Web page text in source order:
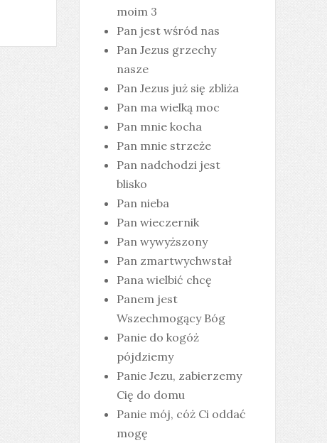
moim 3
Pan jest wśród nas
Pan Jezus grzechy
nasze
Pan Jezus już się zbliża
Pan ma wielką moc
Pan mnie kocha
Pan mnie strzeże
Pan nadchodzi jest
blisko
Pan nieba
Pan wieczernik
Pan wywyższony
Pan zmartwychwstał
Pana wielbić chcę
Panem jest
Wszechmogący Bóg
Panie do kogóż
pójdziemy
Panie Jezu, zabierzemy
Cię do domu
Panie mój, cóż Ci oddać
mogę